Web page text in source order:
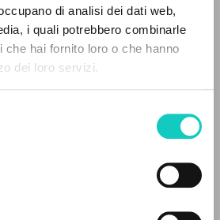
di analisi dei dati web,
i quali potrebbero combinarle
che hai fornito loro o che hanno
dei loro servizi.
SUCCESSIVI